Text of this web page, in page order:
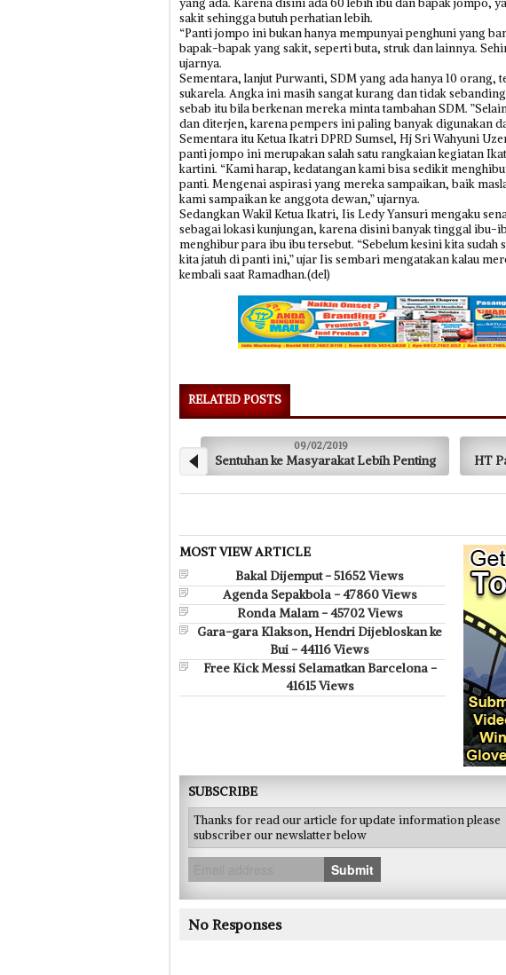
yang ada. Karena disini ada 60 lebih ibu dan bapak jompo,
sakit sehingga butuh perhatian lebih.
“Panti jompo ini bukan hanya mempunyai penghuni yang
bapak-bapak yang sakit, seperti buta, struk dan lainnya.
ujarnya.
Sementara, lanjut Purwanti, SDM yang ada hanya 10 orang,
sukarela. Angka ini masih sangat kurang dan tidak
sebab itu bila berkenan mereka minta tambahan SDM.
dan diterjen, karena pempers ini paling banyak digunakan
Sementara itu Ketua Ikatri DPRD Sumsel, Hj Sri Wahyuni
panti jompo ini merupakan salah satu rangkaian kegiatan
kartini. “Kami harap, kedatangan kami bisa sedikit
panti. Mengenai aspirasi yang mereka sampaikan, baik
kami sampaikan ke anggota dewan,” ujarnya.
Sedangkan Wakil Ketua Ikatri, Iis Ledy Yansuri mengaku
sebagai lokasi kunjungan, karena disini banyak tinggal
menghibur para ibu ibu tersebut. “Sebelum kesini kita
kita jatuh di panti ini,” ujar Iis sembari mengatakan kalau
kembali saat Ramadhan.(del)
RELATED POSTS
09/02/2019
Sentuhan ke Masyarakat Lebih Penting HT Pantau Harga di
MOST VIEW ARTICLE
Bakal Dijemput - 51652 Views
Agenda Sepakbola - 47860 Views
Ronda Malam - 45702 Views
Gara-gara Klakson, Hendri Dijebloskan ke
Bui - 44116 Views
Free Kick Messi Selamatkan Barcelona -
41615 Views
SUBSCRIBE
Thanks for read our article for update information please
subscriber our newslatter below
Submit
No Responses